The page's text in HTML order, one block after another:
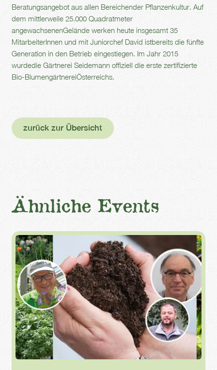
Beratungsangebot aus allen Bereichender Pflanzenkultur. Auf
dem mittlerweile 25.000 Quadratmeter
angewachsenenGelände werken heute insgesamt 35
MitarbeiterInnen und mit Juniorchef David istbereits die fünfte
Generation in den Betrieb eingestiegen. Im Jahr 2015
wurdedie Gärtnerei Seidemann offiziell die erste zertifizierte
Bio-BlumengärtnereiÖsterreichs.
zurück zur Übersicht
Ähnliche Events